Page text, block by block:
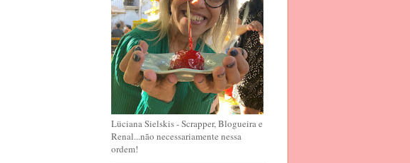
Lüciana Sielskis - Scrapper, Blogueira e
Renal...não necessariamente nessa
ordem!